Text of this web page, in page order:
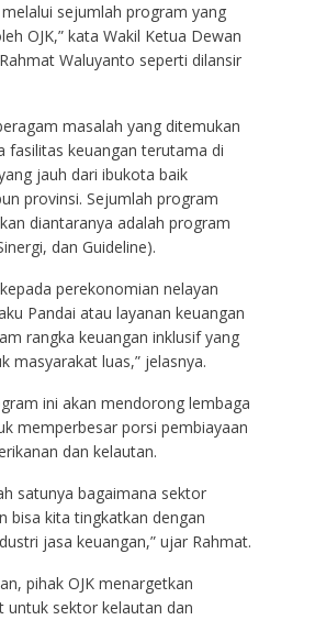
sejumlah program yang
OJK,” kata Wakil Ketua Dewan
Waluyanto seperti dilansir
masalah yang ditemukan
fasilitas keuangan terutama di
jauh dari ibukota baik
provinsi. Sejumlah program
diantaranya adalah program
dan Guideline).
perekonomian nelayan
Pandai atau layanan keuangan
rangka keuangan inklusif yang
masyarakat luas,” jelasnya.
ini akan mendorong lembaga
memperbesar porsi pembiayaan
dan kelautan.
satunya bagaimana sektor
bisa kita tingkatkan dengan
jasa keuangan,” ujar Rahmat.
pihak OJK menargetkan
untuk sektor kelautan dan